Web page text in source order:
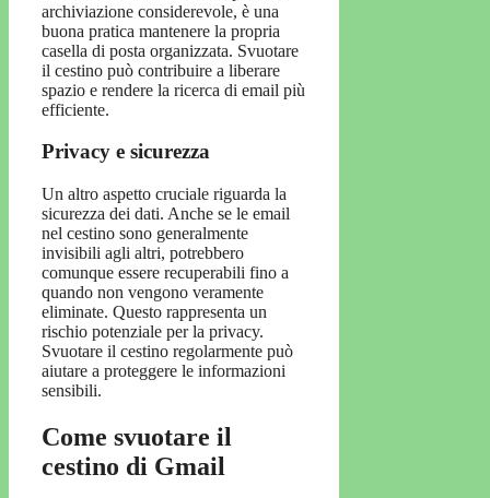
archiviazione considerevole, è una
buona pratica mantenere la propria
casella di posta organizzata. Svuotare
il cestino può contribuire a liberare
spazio e rendere la ricerca di email più
efficiente.
Privacy e sicurezza
Un altro aspetto cruciale riguarda la
sicurezza dei dati. Anche se le email
nel cestino sono generalmente
invisibili agli altri, potrebbero
comunque essere recuperabili fino a
quando non vengono veramente
eliminate. Questo rappresenta un
rischio potenziale per la privacy.
Svuotare il cestino regolarmente può
aiutare a proteggere le informazioni
sensibili.
Come svuotare il
cestino di Gmail